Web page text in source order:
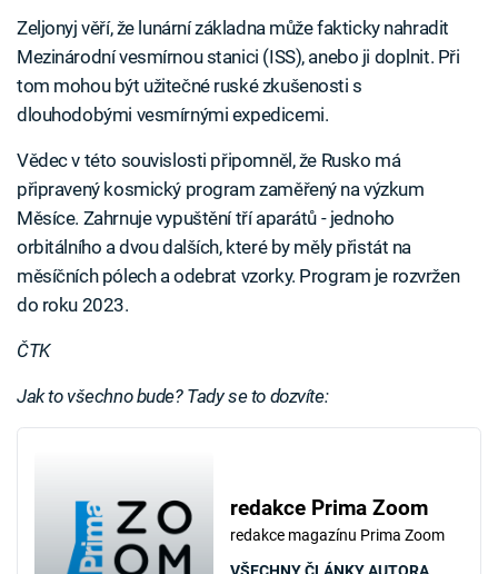
Zeljonyj věří, že lunární základna může fakticky nahradit
Mezinárodní vesmírnou stanici (ISS), anebo ji doplnit. Při
tom mohou být užitečné ruské zkušenosti s
dlouhodobými vesmírnými expedicemi.
Vědec v této souvislosti připomněl, že Rusko má
připravený kosmický program zaměřený na výzkum
Měsíce. Zahrnuje vypuštění tří aparátů - jednoho
orbitálního a dvou dalších, které by měly přistát na
měsíčních pólech a odebrat vzorky. Program je rozvržen
do roku 2023.
ČTK
Jak to všechno bude? Tady se to dozvíte:
redakce Prima Zoom
redakce magazínu Prima Zoom